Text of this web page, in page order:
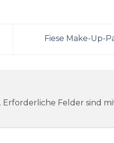
Fiese Make-Up-
Erforderliche Felder sind